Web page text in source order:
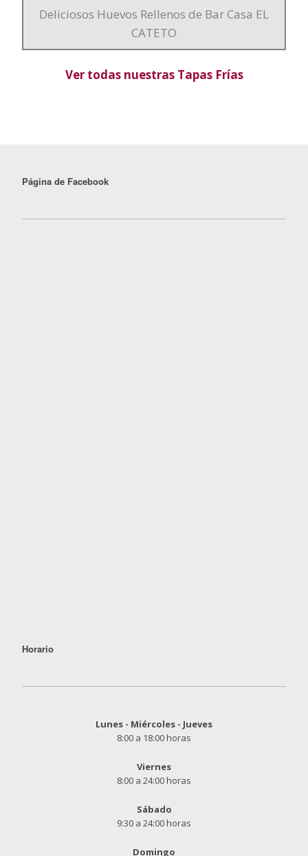
Deliciosos Huevos Rellenos de Bar Casa EL
CATETO
Ver todas nuestras Tapas Frías
Página de Facebook
Horario
Lunes - Miércoles - Jueves
8:00 a 18:00 horas
Viernes
8:00 a 24:00 horas
Sábado
9:30 a 24:00 horas
Domingo